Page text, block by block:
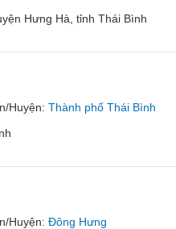
Hưng Hà, tỉnh Thái Bình
Huyện: Thành phố Thái Bình
Huyện: Đông Hưng